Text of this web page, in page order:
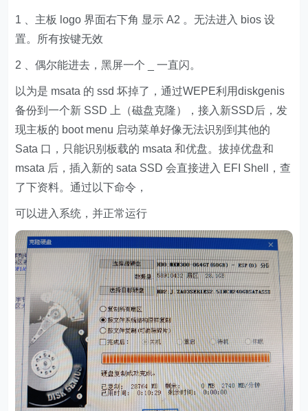
1 、主板 logo 界面右下角 显示 A2 。无法进入 bios 设
置。所有按键无效
2 、偶尔能进去，黑屏一个 _ 一直闪。
以为是 msata 的 ssd 坏掉了，通过WEPE利用diskgenis
备份到一个新 SSD 上（磁盘克隆），接入新SSD后，发
现主板的 boot menu 启动菜单好像无法识别到其他的
Sata 口，只能识别板载的 msata 和优盘。拔掉优盘和
msata 后，插入新的 sata SSD 会直接进入 EFI Shell，查
了下资料。通过以下命令，
可以进入系统，并正常运行